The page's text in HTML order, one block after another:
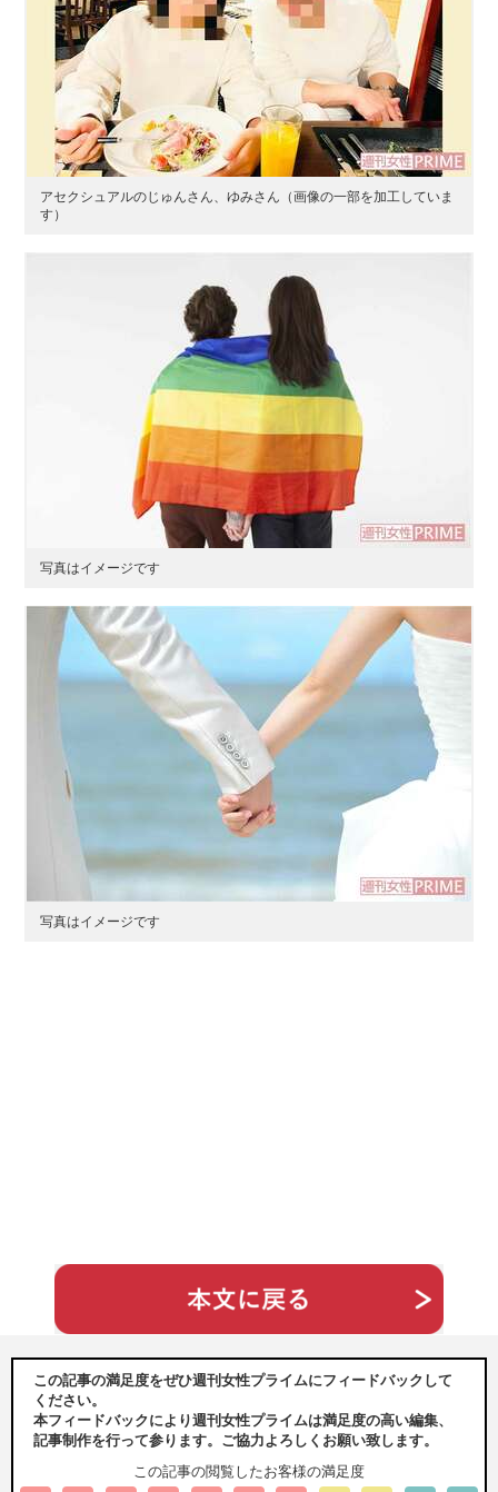
アセクシュアルのじゅんさん、ゆみさん（画像の一部を加工していま
す）
写真はイメージです
写真はイメージです
この記事の満足度をぜひ週刊女性プライムにフィードバックして
ください。
本フィードバックにより週刊女性プライムは満足度の高い編集、
記事制作を行って参ります。ご協力よろしくお願い致します。
この記事の閲覧したお客様の満足度